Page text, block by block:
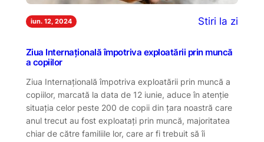
iun. 12, 2024 Stiri la zi
Ziua Internațională împotriva exploatării prin muncă
a copiilor
Ziua Internațională împotriva exploatării prin muncă a
copiilor, marcată la data de 12 iunie, aduce în atenție
situația celor peste 200 de copii din țara noastră care
anul trecut au fost exploatați prin muncă, majoritatea
chiar de către familiile lor, care ar fi trebuit să îi